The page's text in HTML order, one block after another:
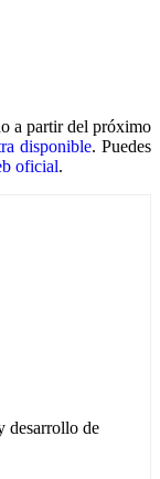
a partir del próximo
disponible. Puedes
oficial.
desarrollo de